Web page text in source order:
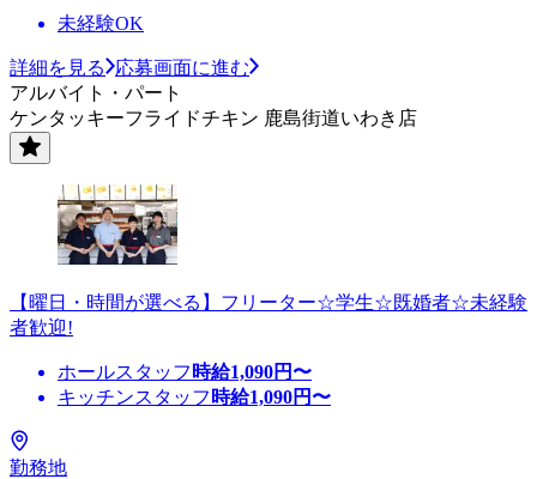
未経験OK
詳細を見る
応募画面に進む
アルバイト・パート
ケンタッキーフライドチキン 鹿島街道いわき店
【曜日・時間が選べる】フリーター☆学生☆既婚者☆未経験
者歓迎!
ホールスタッフ 時給1,090円〜
キッチンスタッフ 時給1,090円〜
勤務地